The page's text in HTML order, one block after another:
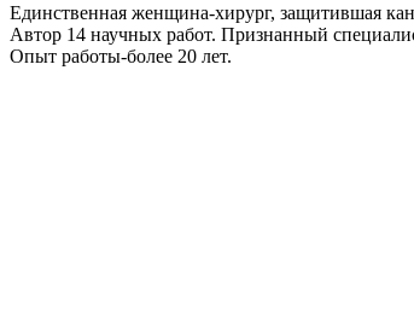
Единственная женщина-хирург, защитившая
Автор 14 научных работ. Признанный
Опыт работы-более 20 лет.